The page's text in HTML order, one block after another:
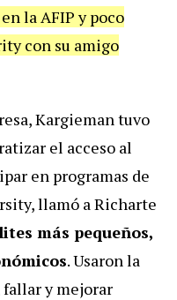
la AFIP y poco
con su amigo
Kargieman tuvo
el acceso al
en programas de
llamó a Richarte
más pequeños,
. Usaron la
y mejorar